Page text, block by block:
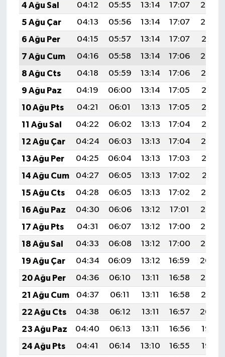
4 Ağu Sal
04:12 05:55 13:14 17:07
20:24
5 Ağu Çar
04:13 05:56 13:14 17:07
20:23
6 Ağu Per
04:15 05:57 13:14 17:07
20:21
7 Ağu Cum
04:16 05:58 13:14 17:06
20:20
8 Ağu Cts
04:18 05:59 13:14 17:06
20:19
9 Ağu Paz
04:19 06:00 13:14 17:05
20:18
10 Ağu Pts
04:21 06:01 13:13 17:05
20:16
11 Ağu Sal
04:22 06:02 13:13 17:04
20:15
12 Ağu Çar
04:24 06:03 13:13 17:04
20:14
13 Ağu Per
04:25 06:04 13:13 17:03
20:12
14 Ağu Cum
04:27 06:05 13:13 17:02
20:11
15 Ağu Cts
04:28 06:05 13:13 17:02
20:10
16 Ağu Paz
04:30 06:06 13:12 17:01
20:08
17 Ağu Pts
04:31 06:07 13:12 17:00
20:07
18 Ağu Sal
04:33 06:08 13:12 17:00
20:05
19 Ağu Çar
04:34 06:09 13:12 16:59
20:04
20 Ağu Per
04:36 06:10 13:11 16:58
20:03
21 Ağu Cum
04:37 06:11 13:11 16:58
20:01
22 Ağu Cts
04:38 06:12 13:11 16:57
20:00
23 Ağu Paz
04:40 06:13 13:11 16:56
19:58
24 Ağu Pts
04:41 06:14 13:10 16:55
19:57